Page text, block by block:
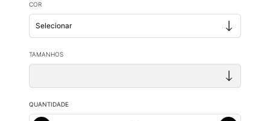
COR
TAMANHOS
QUANTIDADE